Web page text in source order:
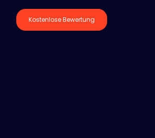
Kostenlose Bewertung